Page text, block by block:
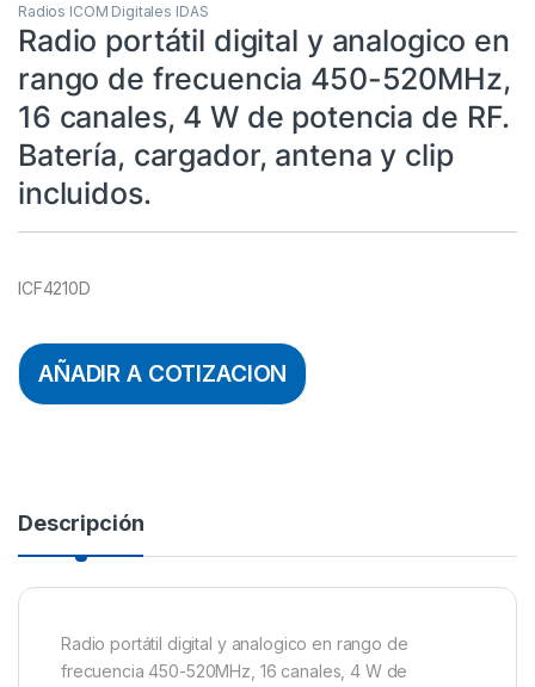
Radios ICOM Digitales IDAS
Radio portátil digital y analogico en
rango de frecuencia 450-520MHz,
16 canales, 4 W de potencia de RF.
Batería, cargador, antena y clip
incluidos.
ICF4210D
AÑADIR A COTIZACION
Descripción
Radio portátil digital y analogico en rango de
frecuencia 450-520MHz, 16 canales, 4 W de